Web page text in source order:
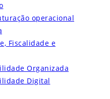
operacional
Fiscalidade e
Organizada
Digital